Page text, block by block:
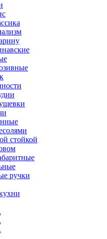
стойкой
ручки